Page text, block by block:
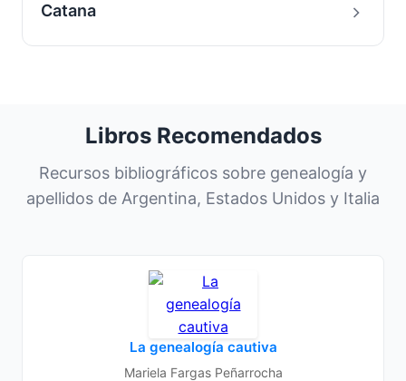
Catana
Libros Recomendados
Recursos bibliográficos sobre genealogía y
apellidos de Argentina, Estados Unidos y Italia
La genealogía cautiva
Mariela Fargas Peñarrocha